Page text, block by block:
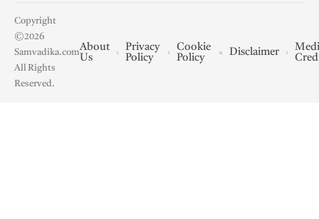
Copyright
©2026
Samvadika.com
All Rights
Reserved.
About
Us
Privacy
Policy
Cookie
Policy
Disclaimer